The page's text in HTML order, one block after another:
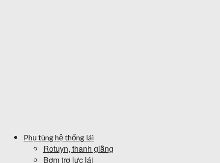
Phụ tùng hệ thống lái
Rotuyn, thanh giằng
Bơm trợ lực lái